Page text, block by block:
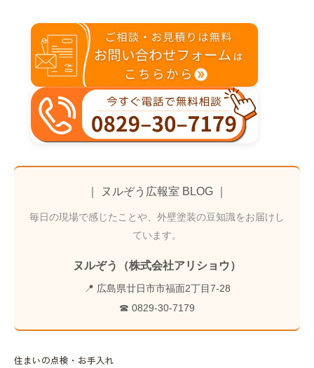
｜ ヌルぞう広報室 BLOG ｜
毎日の現場で感じたことや、外壁塗装の豆知識をお届けし
ています。
ヌルぞう（株式会社アリショウ）
📍 広島県廿日市市福面2丁目7-28
☎ 0829-30-7179
住まいの点検・お手入れ